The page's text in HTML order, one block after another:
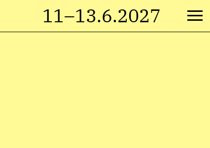
11–13.6.2027